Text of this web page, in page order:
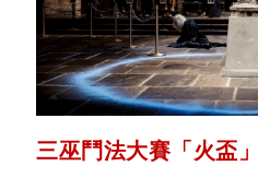
三巫鬥法大賽「火盃」